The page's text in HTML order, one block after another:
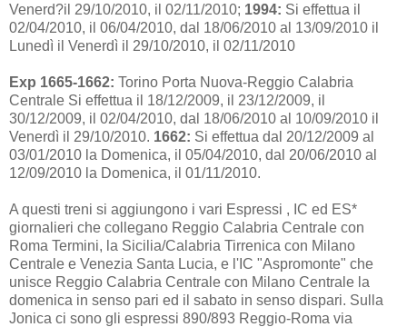
Venerd?il 29/10/2010, il 02/11/2010; 1994: Si effettua il
02/04/2010, il 06/04/2010, dal 18/06/2010 al 13/09/2010 il
Lunedì il Venerdì il 29/10/2010, il 02/11/2010
Exp 1665-1662: Torino Porta Nuova-Reggio Calabria
Centrale Si effettua il 18/12/2009, il 23/12/2009, il
30/12/2009, il 02/04/2010, dal 18/06/2010 al 10/09/2010 il
Venerdì il 29/10/2010. 1662: Si effettua dal 20/12/2009 al
03/01/2010 la Domenica, il 05/04/2010, dal 20/06/2010 al
12/09/2010 la Domenica, il 01/11/2010.
A questi treni si aggiungono i vari Espressi , IC ed ES*
giornalieri che collegano Reggio Calabria Centrale con
Roma Termini, la Sicilia/Calabria Tirrenica con Milano
Centrale e Venezia Santa Lucia, e l'IC "Aspromonte" che
unisce Reggio Calabria Centrale con Milano Centrale la
domenica in senso pari ed il sabato in senso dispari. Sulla
Jonica ci sono gli espressi 890/893 Reggio-Roma via